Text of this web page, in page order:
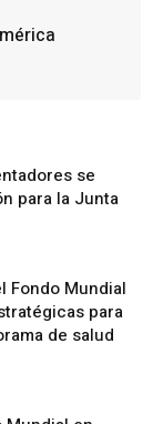
se
para la Junta
Fondo Mundial
para
de salud